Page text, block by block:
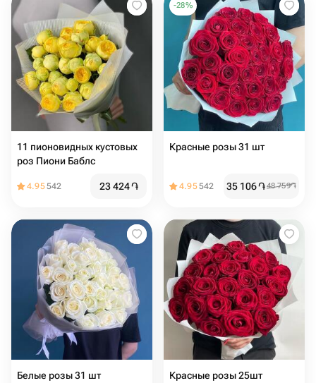
11 пионовидных кустовых
роз Пиони Баблс
4.95542 23 424֏
-28%
Красные розы 31 шт
4.95542 35 106֏48 759֏
Белые розы 31 шт Красные розы 25шт